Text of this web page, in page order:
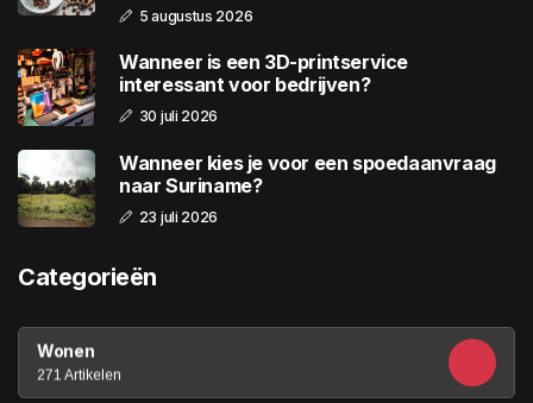
5 augustus 2026
Wanneer is een 3D-printservice
interessant voor bedrijven?
30 juli 2026
Wanneer kies je voor een spoedaanvraag
naar Suriname?
23 juli 2026
Categorieën
Wonen
271 Artikelen